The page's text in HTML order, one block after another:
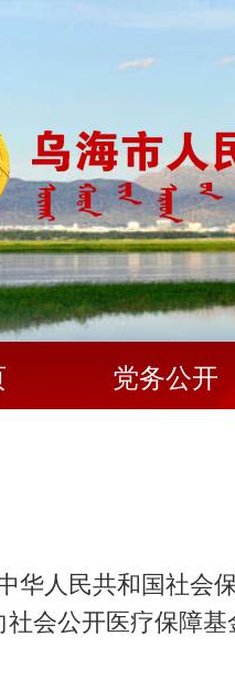
党务公开
华人民共和国社会
社会公开医疗保障